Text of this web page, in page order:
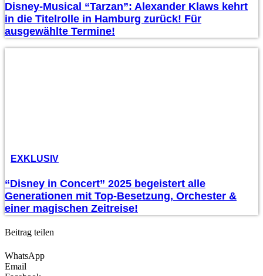
Disney-Musical “Tarzan”: Alexander Klaws kehrt
in die Titelrolle in Hamburg zurück! Für
ausgewählte Termine!
EXKLUSIV
“Disney in Concert” 2025 begeistert alle
Generationen mit Top-Besetzung, Orchester &
einer magischen Zeitreise!
Beitrag teilen
WhatsApp
Email